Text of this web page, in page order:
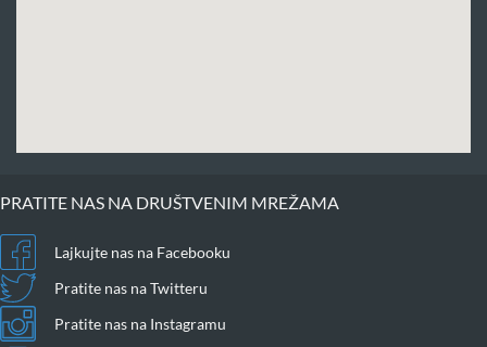
PRATITE NAS NA DRUŠTVENIM MREŽAMA
Lajkujte nas na Facebooku
Pratite nas na Twitteru
Pratite nas na Instagramu